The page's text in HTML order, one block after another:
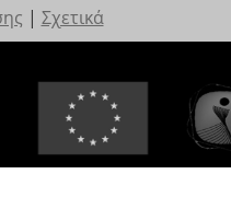
| Σχετικά